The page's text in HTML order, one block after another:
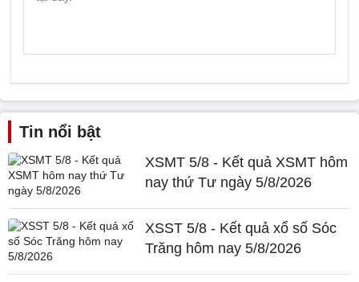
Tin nổi bật
XSMT 5/8 - Kết quả XSMT hôm
nay thứ Tư ngày 5/8/2026
XSST 5/8 - Kết quả xổ số Sóc
Trăng hôm nay 5/8/2026